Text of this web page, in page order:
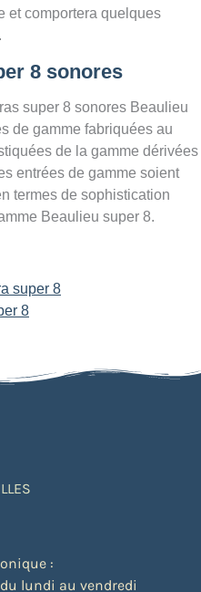
et comportera quelques
8 sonores
super 8 sonores Beaulieu
de gamme fabriquées au
de la gamme dérivées
entrées de gamme soient
termes de sophistication
Beaulieu super 8.
super 8
8
:
lundi au vendredi